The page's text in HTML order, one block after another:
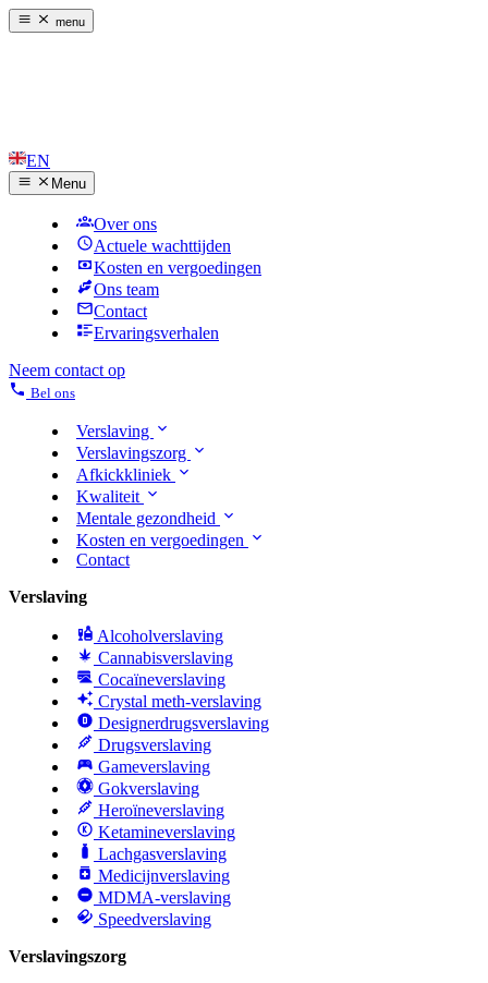
menu
EN
Menu
Over ons
Actuele wachttijden
Kosten en vergoedingen
Ons team
Contact
Ervaringsverhalen
Neem contact op
Bel ons
Verslaving
Verslavingszorg
Afkickkliniek
Kwaliteit
Mentale gezondheid
Kosten en vergoedingen
Contact
Verslaving
Alcoholverslaving
Cannabisverslaving
Cocaïneverslaving
Crystal meth-verslaving
Designerdrugsverslaving
Drugsverslaving
Gameverslaving
Gokverslaving
Heroïneverslaving
Ketamineverslaving
Lachgasverslaving
Medicijnverslaving
MDMA-verslaving
Speedverslaving
Verslavingszorg